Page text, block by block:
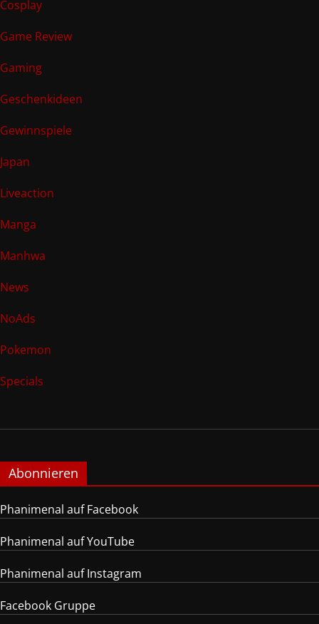
Cosplay
Game Review
Gaming
Geschenkideen
Gewinnspiele
Japan
Liveaction
Manga
Manhwa
News
NoAds
Pokemon
Specials
Abonnieren
Phanimenal auf Facebook
Phanimenal auf YouTube
Phanimenal auf Instagram
Facebook Gruppe